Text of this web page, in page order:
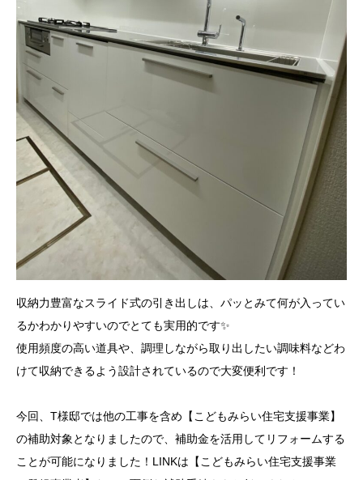
収納力豊富なスライド式の引き出しは、パッとみて何が入ってい
るかわかりやすいのでとても実用的です✨
使用頻度の高い道具や、調理しながら取り出したい調味料などわ
けて収納できるよう設計されているので大変便利です！
今回、T様邸では他の工事を含め【こどもみらい住宅支援事業】
の補助対象となりましたので、補助金を活用してリフォームする
ことが可能になりました！LINKは【こどもみらい住宅支援事業